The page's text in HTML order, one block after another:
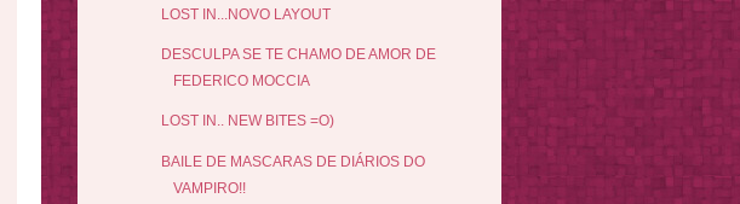
LOST IN...NOVO LAYOUT
DESCULPA SE TE CHAMO DE AMOR DE
FEDERICO MOCCIA
LOST IN.. NEW BITES =O)
BAILE DE MASCARAS DE DIÁRIOS DO
VAMPIRO!!